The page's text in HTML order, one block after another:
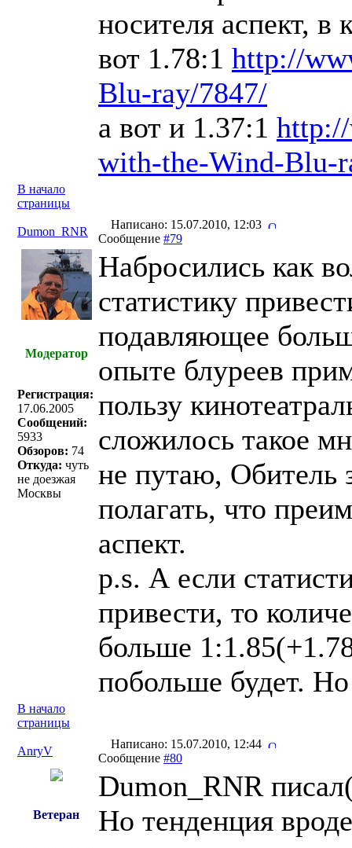
носителя аспект,
вот 1.78:1 http://
Blu-ray/7847/
а вот и 1.37:1
with-the-Wind-Blu-
В начало
страницы
Dumon_RNR
Написано: 15.07.2010, 12:03
Сообщение #79
Модератор
Регистрация:
17.06.2005
Сообщений:
5933
Обзоров: 74
Откуда: чуть
не доезжая
Москвы
Набросились как
статистику
подавляющее
опыте блуреев
пользу
сложилось такое
не путаю, Обитель
полагать, что
аспект.
p.s. А если
привести, то
больше
побольше будет.
В начало
страницы
AnryV
Написано: 15.07.2010, 12:44
Сообщение #80
Ветеран
Dumon_RNR
Но тенденция